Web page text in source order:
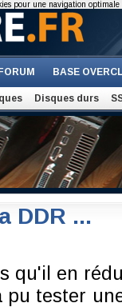
FORUM BASE
Disques durs
DDR ...
qu'il en
tester
pour une navigation